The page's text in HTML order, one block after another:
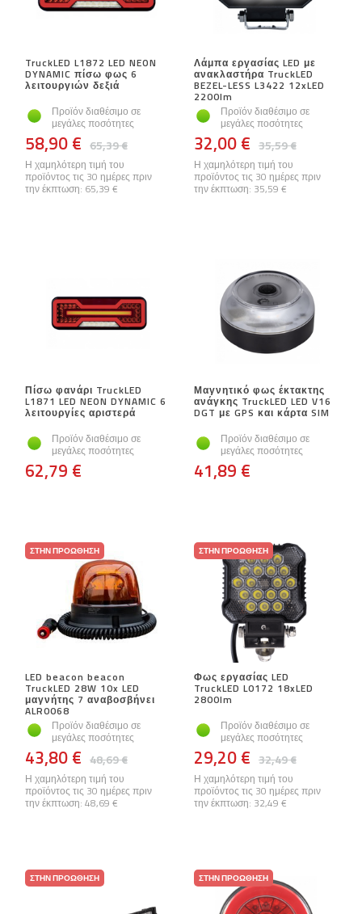
TruckLED L1872 LED NEON
DYNAMIC πίσω φως 6
λειτουργιών δεξιά
Προϊόν διαθέσιμο σε
μεγάλες ποσότητες
65,39 €
58,90 €
Η χαμηλότερη τιμή του
προϊόντος τις 30 ημέρες πριν
την έκπτωση: 65,39 €
Λάμπα εργασίας LED με
ανακλαστήρα TruckLED
BEZEL-LESS L3422 12xLED
2200lm
Προϊόν διαθέσιμο σε
μεγάλες ποσότητες
35,59 €
32,00 €
Η χαμηλότερη τιμή του
προϊόντος τις 30 ημέρες πριν
την έκπτωση: 35,59 €
Πίσω φανάρι TruckLED
L1871 LED NEON DYNAMIC 6
λειτουργίες αριστερά
Προϊόν διαθέσιμο σε
μεγάλες ποσότητες
62,79 €
Μαγνητικό φως έκτακτης
ανάγκης TruckLED LED V16
DGT με GPS και κάρτα SIM
Προϊόν διαθέσιμο σε
μεγάλες ποσότητες
41,89 €
ΣΤΗΝ ΠΡΟΏΘΗΣΗ
LED beacon beacon
TruckLED 28W 10x LED
μαγνήτης 7 αναβοσβήνει
ALR0068
Προϊόν διαθέσιμο σε
μεγάλες ποσότητες
48,69 €
43,80 €
Η χαμηλότερη τιμή του
προϊόντος τις 30 ημέρες πριν
την έκπτωση: 48,69 €
ΣΤΗΝ ΠΡΟΏΘΗΣΗ
Φως εργασίας LED
TruckLED L0172 18xLED
2800lm
Προϊόν διαθέσιμο σε
μεγάλες ποσότητες
32,49 €
29,20 €
Η χαμηλότερη τιμή του
προϊόντος τις 30 ημέρες πριν
την έκπτωση: 32,49 €
ΣΤΗΝ ΠΡΟΏΘΗΣΗ ΣΤΗΝ ΠΡΟΏΘΗΣΗ